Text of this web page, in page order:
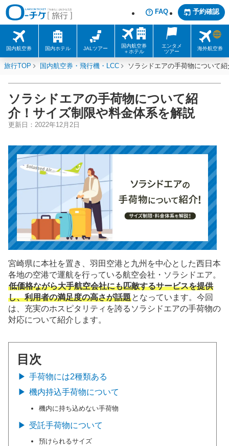
FAQ 予約確認
国内航空券 国内ホテル JALツアー
国内航空券
＋ホテル
エンタメ
ツアー
海外航空券
旅行TOP 国内航空券・飛行機・LCC ソラシドエアの手荷物について
ソラシドエアの手荷物について紹
介！サイズ制限や料金体系を解説
更新日： 2022年12月2日
宮崎県に本社を置き、羽田空港と九州を中心とした西日本
各地の空港で運航を行っている航空会社・ソラシドエア。
低価格ながら大手航空会社にも匹敵するサービスを提供
し、利用者の満足度の高さが話題となっています。今回
は、充実のホスピタリティを誇るソラシドエアの手荷物の
対応について紹介します。
目次
手荷物には2種類ある
機内持込手荷物について
機内に持ち込めない手荷物
受託手荷物について
預けられるサイズ